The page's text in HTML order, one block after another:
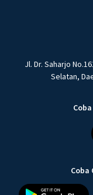
Jl. Dr. Saharjo
Selatan,
Coba